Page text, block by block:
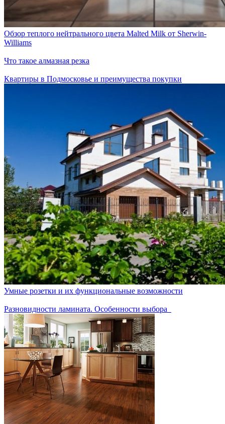
Обзор теплого нейтрального цвета Malted Milk от Sherwin-
Williams
Что такое алмазная резка
Квартиры в Подмосковье и преимущества покупки
Умные розетки и их функциональные возможности
Разновидности ламината. Особенности выбора